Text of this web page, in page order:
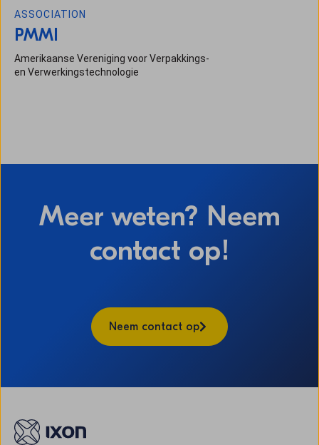
ASSOCIATION
PMMI
Amerikaanse Vereniging voor Verpakkings-
en Verwerkingstechnologie
Meer weten? Neem
contact op!
Neem contact op